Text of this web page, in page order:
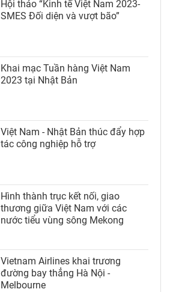
Hội thảo “Kinh tế Việt Nam 2023-
SMES Đối diện và vượt bão”
Khai mạc Tuần hàng Việt Nam
2023 tại Nhật Bản
Việt Nam - Nhật Bản thúc đẩy hợp
tác công nghiệp hỗ trợ
Hình thành trục kết nối, giao
thương giữa Việt Nam với các
nước tiểu vùng sông Mekong
Vietnam Airlines khai trương
đường bay thẳng Hà Nội -
Melbourne